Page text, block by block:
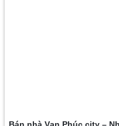
Bán nhà Vạn Phúc city –